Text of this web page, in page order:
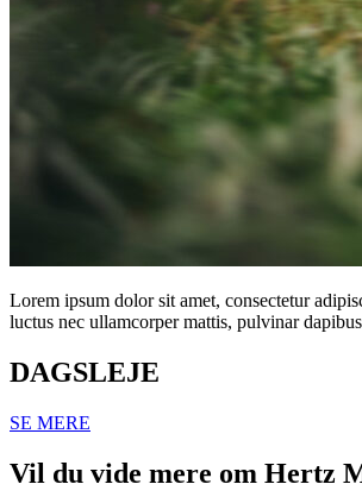
Lorem ipsum dolor sit amet, consectetur
luctus nec ullamcorper mattis, pulvinar
DAGSLEJE
SE MERE
Vil du vide mere om Hertz